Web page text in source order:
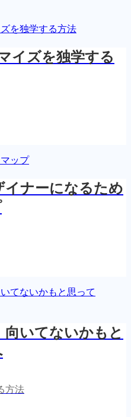
イズを独学する
イナーになるため
向いてないかもと
方法